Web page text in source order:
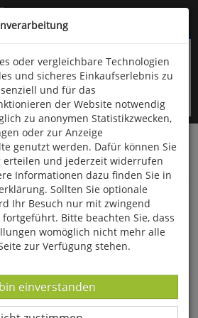
Seite überspringen
(06766) 9323-960
Dekoratives
Wohnen & Dekoration
»White« mit LED-
oder vergleichbare Technologien
und sicheres Einkaufserlebnis zu
und für das
der Website notwendig
zu anonymen Statistikzwecken,
oder zur Anzeige
genutzt werden. Dafür können Sie
erteilen und jederzeit widerrufen
Informationen dazu finden Sie in
Sollten Sie optionale
Ihr Besuch nur mit zwingend
Bitte beachten Sie, dass
womöglich nicht mehr alle
zur Verfügung stehen.
-
einverstanden